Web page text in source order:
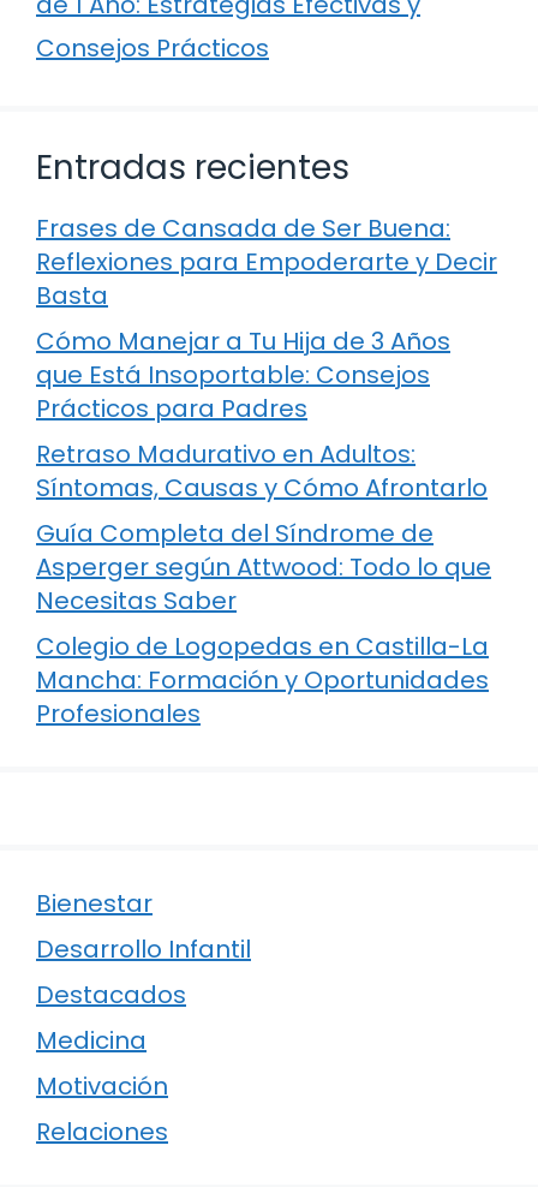
Consejos Prácticos
Entradas recientes
Frases de Cansada de Ser Buena:
Reflexiones para Empoderarte y Decir
Basta
Cómo Manejar a Tu Hija de 3 Años
que Está Insoportable: Consejos
Prácticos para Padres
Retraso Madurativo en Adultos:
Síntomas, Causas y Cómo Afrontarlo
Guía Completa del Síndrome de
Asperger según Attwood: Todo lo que
Necesitas Saber
Colegio de Logopedas en Castilla-La
Mancha: Formación y Oportunidades
Profesionales
Bienestar
Desarrollo Infantil
Destacados
Medicina
Motivación
Relaciones